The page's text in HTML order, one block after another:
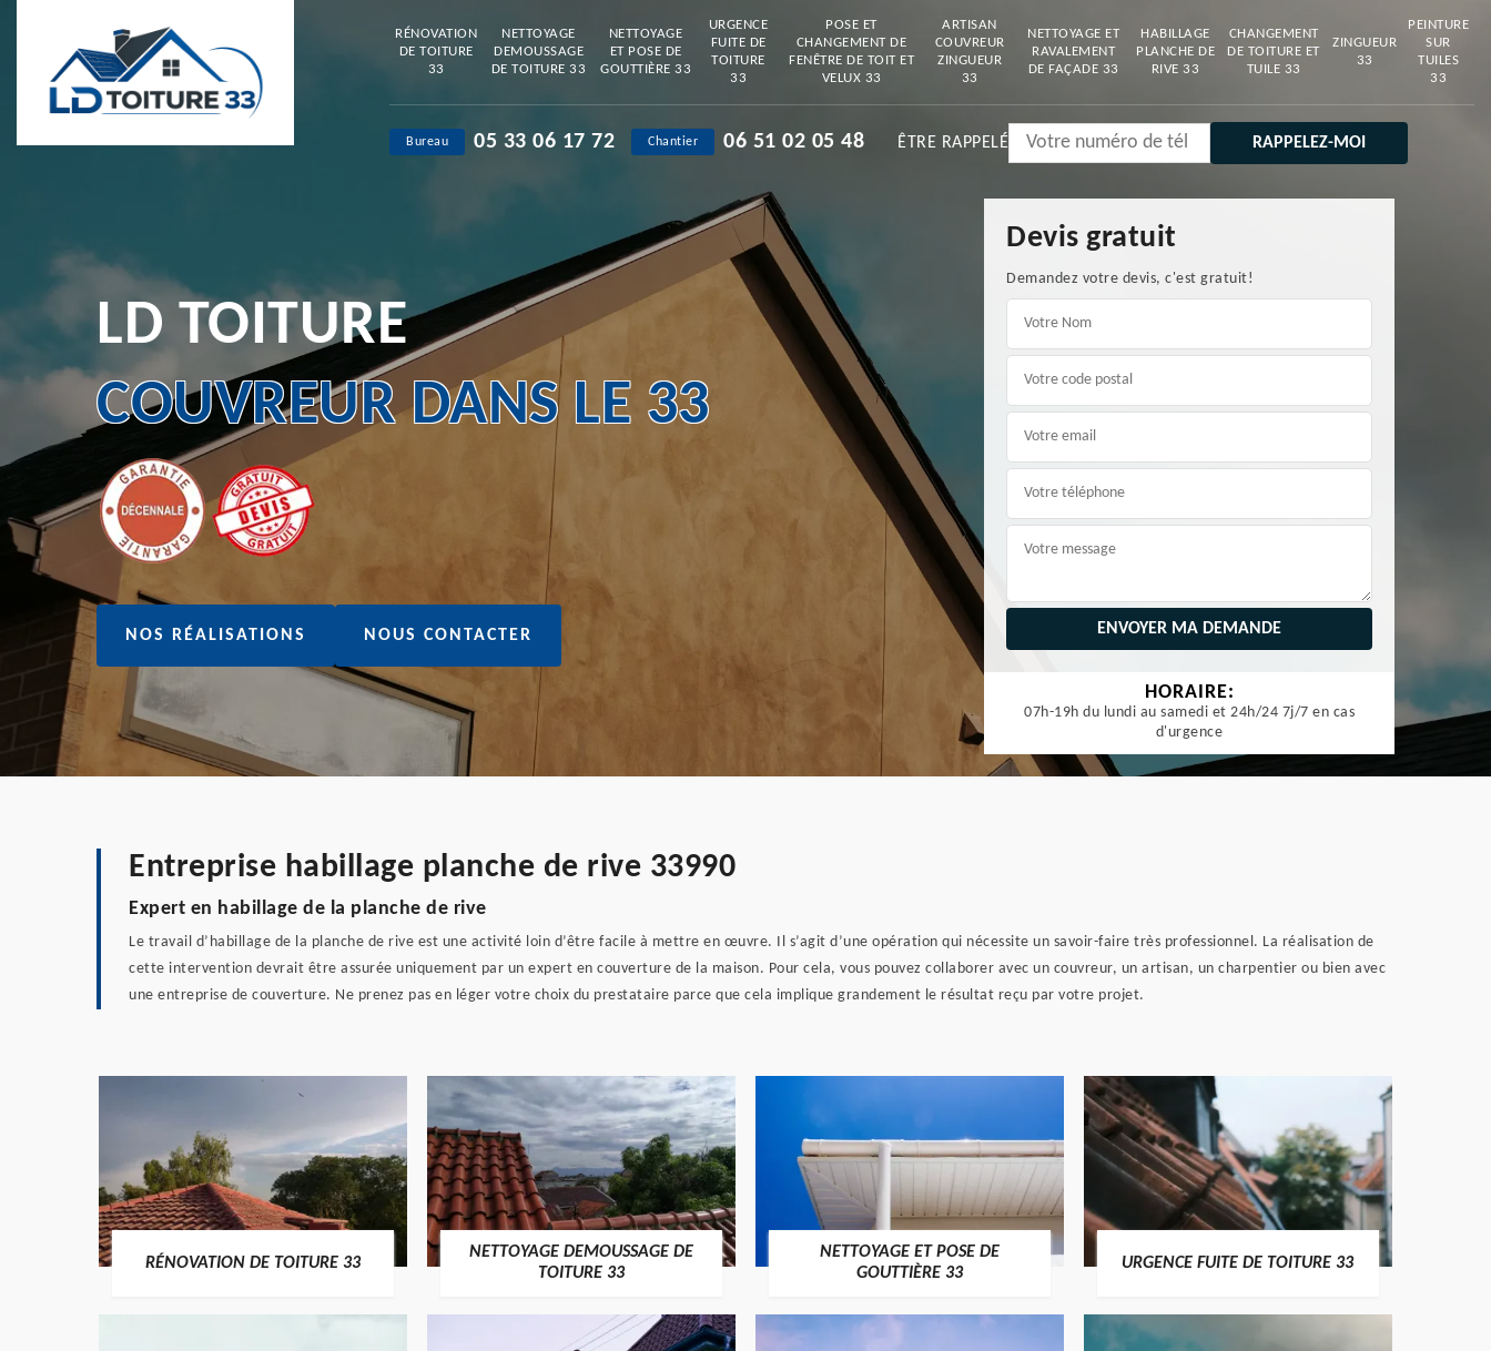
RÉNOVATION
DE TOITURE
33
NETTOYAGE
DEMOUSSAGE
DE TOITURE 33
NETTOYAGE
ET POSE DE
GOUTTIÈRE 33
URGENCE
FUITE DE
TOITURE
33
POSE ET
CHANGEMENT DE
FENÊTRE DE TOIT ET
VELUX 33
ARTISAN
COUVREUR
ZINGUEUR
33
NETTOYAGE ET
RAVALEMENT
DE FAÇADE 33
HABILLAGE
PLANCHE DE
RIVE 33
CHANGEMENT
DE TOITURE ET
TUILE 33
ZINGUEUR
33
PEINTURE
SUR
TUILES
33
Bureau 05 33 06 17 72 Chantier 06 51 02 05 48 ÊTRE RAPPELÉ
LD TOITURE
COUVREUR DANS LE 33
NOS RÉALISATIONS NOUS CONTACTER
Devis gratuit
Demandez votre devis, c'est gratuit!
HORAIRE:
07h-19h du lundi au samedi et 24h/24 7j/7 en cas
d'urgence
Entreprise habillage planche de rive 33990
Expert en habillage de la planche de rive
Le travail d’habillage de la planche de rive est une activité loin d’être facile à mettre en œuvre. Il s’agit d’une opération qui nécessite un savoir-faire très professionnel. La réalisation de
cette intervention devrait être assurée uniquement par un expert en couverture de la maison. Pour cela, vous pouvez collaborer avec un couvreur, un artisan, un charpentier ou bien avec
une entreprise de couverture. Ne prenez pas en léger votre choix du prestataire parce que cela implique grandement le résultat reçu par votre projet.
RÉNOVATION DE TOITURE 33
NETTOYAGE DEMOUSSAGE DE
TOITURE 33
NETTOYAGE ET POSE DE
GOUTTIÈRE 33
URGENCE FUITE DE TOITURE 33